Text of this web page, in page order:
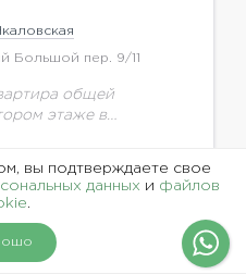
Большой пер. 9/11
общей
этаже в
– в оформлении
элементы,
вы подтверждаете свое
данных и файлов
.